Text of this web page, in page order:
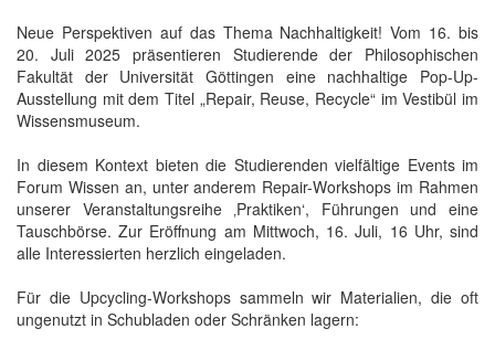
Neue Perspektiven auf das Thema Nachhaltigkeit! Vom 16. bis
20. Juli 2025 präsentieren Studierende der Philosophischen
Fakultät der Universität Göttingen eine nachhaltige Pop-Up-
Ausstellung mit dem Titel „Repair, Reuse, Recycle“ im Vestibül im
Wissensmuseum.
In diesem Kontext bieten die Studierenden vielfältige Events im
Forum Wissen an, unter anderem Repair-Workshops im Rahmen
unserer Veranstaltungsreihe ‚Praktiken‘, Führungen und eine
Tauschbörse. Zur Eröffnung am Mittwoch, 16. Juli, 16 Uhr, sind
alle Interessierten herzlich eingeladen.
Für die Upcycling-Workshops sammeln wir Materialien, die oft
ungenutzt in Schubladen oder Schränken lagern: